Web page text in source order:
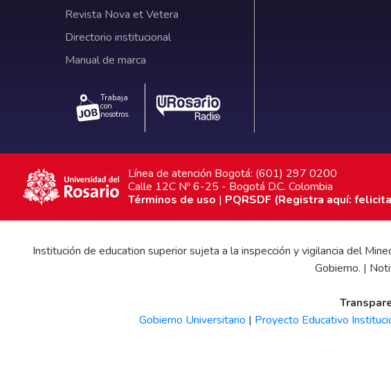
Revista Nova et Vetera
Directorio institucional
Manual de marca
Trabaja
con
nosotros.
Línea de atención Bogotá: (601) 297 0200
Calle 12C Nº 6-25 - Bogotá D.C. Colombia
Términos de uso | PQRSDF (Registra aquí:
Institución de education superior sujeta a la inspección y vigilancia del
Gobierno. |
Gobierno Universitario | Proyecto Educativo